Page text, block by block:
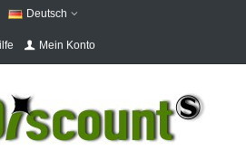
Deutsch
Mein Konto